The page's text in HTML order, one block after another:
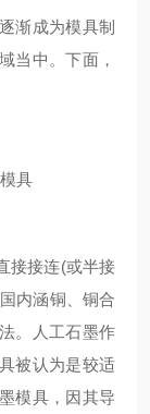
渐成为模具制
当中。下面，
具
接接连(或半接
内涵铜、铜合
。人工石墨作
被认为是较适
模具，因其导